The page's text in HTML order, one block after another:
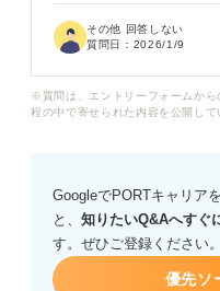
す。
しょうか。
また、今から無理に資
補うために何を重点的
その他 回答しない
質問日： 2026/1/9
※質問は、エントリーフォームか
程の中で寄せられた内容を公開し
GoogleでPORTキャリア
と、 知りたいQ&Aへすぐ
す。ぜひご登録ください。
優先ソ